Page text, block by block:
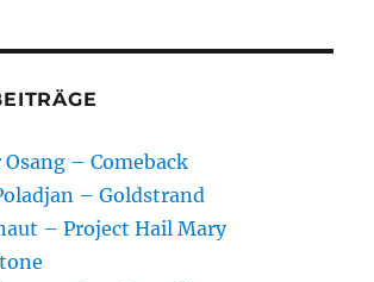
– Comeback
– Goldstrand
– Project Hail Mary